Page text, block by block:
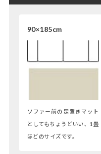
90×185cm
ソファー前の足置きマット
としてもちょうどいい、1畳
ほどのサイズです。